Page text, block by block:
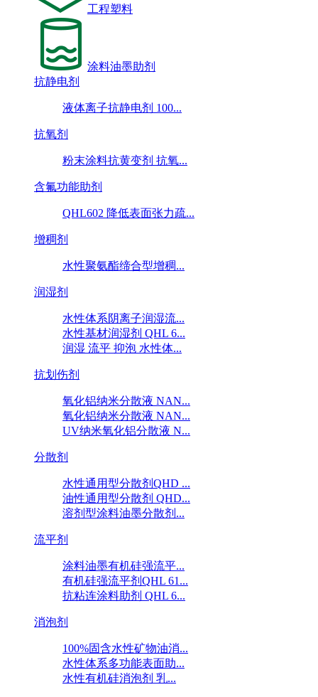
工程塑料
涂料油墨助剂
抗静电剂
液体离子抗静电剂 100...
抗氧剂
粉末涂料抗黄变剂 抗氧...
含氟功能助剂
QHL602 降低表面张力疏...
增稠剂
水性聚氨酯缔合型增稠...
润湿剂
水性体系阴离子润湿流...
水性基材润湿剂 QHL 6...
润湿 流平 抑泡 水性体...
抗划伤剂
氧化铝纳米分散液 NAN...
氧化铝纳米分散液 NAN...
UV纳米氧化铝分散液 N...
分散剂
水性通用型分散剂QHD ...
油性通用型分散剂 QHD...
溶剂型涂料油墨分散剂...
流平剂
涂料油墨有机硅强流平...
有机硅强流平剂QHL 61...
抗粘连涂料助剂 QHL 6...
消泡剂
100%固含水性矿物油消...
水性体系多功能表面助...
水性有机硅消泡剂 乳...